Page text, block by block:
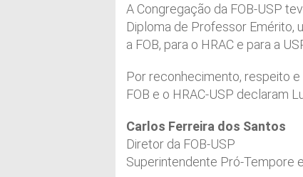
A Congregação da FOB-USP
Diploma de Professor Emérito,
a FOB, para o HRAC e para a
Por reconhecimento, respeito
FOB e o HRAC-USP declaram
Carlos Ferreira dos Santos
Diretor da FOB-USP
Superintendente Pró-Tempore